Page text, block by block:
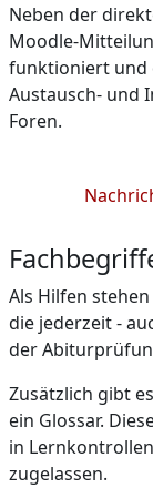
Neben der
Moodle-
funktioniert und
Austausch- und
Foren.
Als Hilfen stehen
die jederzeit -
der
Zusätzlich gibt
ein Glossar.
in
zugelassen.